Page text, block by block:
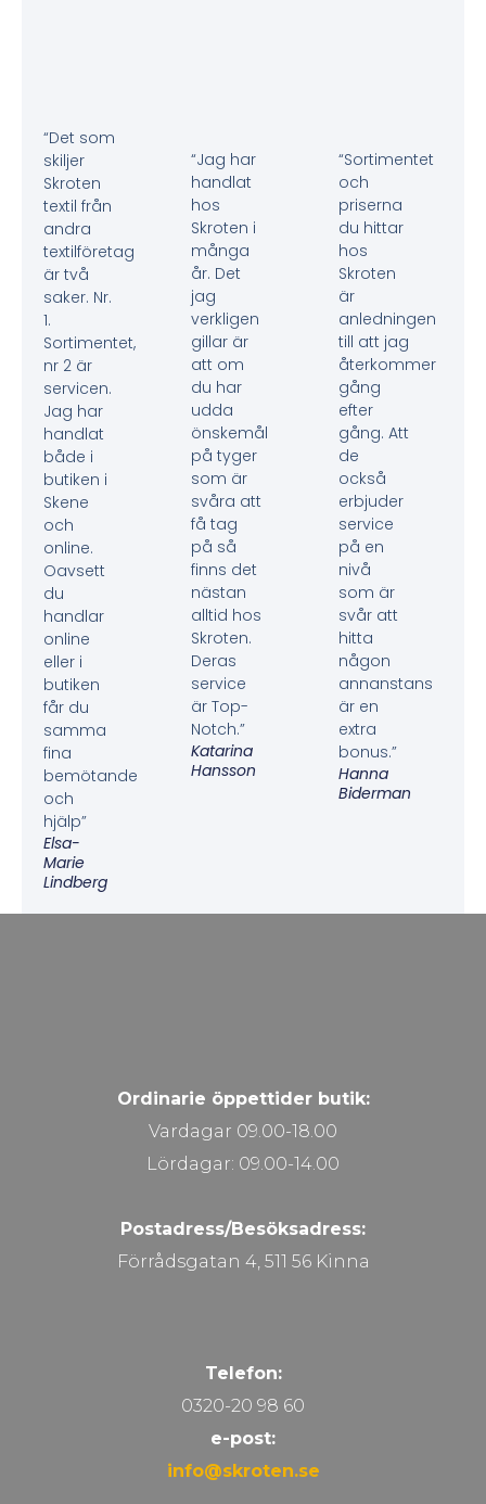
“Det som
skiljer
Skroten
textil från
andra
textilföretag
är två
saker. Nr.
1.
Sortimentet,
nr 2 är
servicen.
Jag har
handlat
både i
butiken i
Skene
och
online.
Oavsett
du
handlar
online
eller i
butiken
får du
samma
fina
bemötande
och
hjälp”
Elsa-
Marie
Lindberg
“Jag har
handlat
hos
Skroten i
många
år. Det
jag
verkligen
gillar är
att om
du har
udda
önskemål
på tyger
som är
svåra att
få tag
på så
finns det
nästan
alltid hos
Skroten.
Deras
service
är Top-
Notch.”
Katarina
Hansson
“Sortimentet
och
priserna
du hittar
hos
Skroten
är
anledningen
till att jag
återkommer
gång
efter
gång. Att
de
också
erbjuder
service
på en
nivå
som är
svår att
hitta
någon
annanstans
är en
extra
bonus.”
Hanna
Biderman
Ordinarie öppettider butik:
Vardagar 09.00-18.00
Lördagar: 09.00-14.00
Postadress/Besöksadress:
Förrådsgatan 4, 511 56 Kinna
Telefon:
0320-20 98 60
e-post:
info@skroten.se